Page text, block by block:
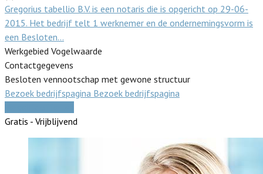
Gregorius tabellio B.V. is een notaris die is opgericht op 29-06-
2015. Het bedrijf telt 1 werknemer en de ondernemingsvorm is
een Besloten…
Werkgebied Vogelwaarde
Contactgegevens
Besloten vennootschap met gewone structuur
Bezoek bedrijfspagina Bezoek bedrijfspagina
Gratis - Vrijblijvend